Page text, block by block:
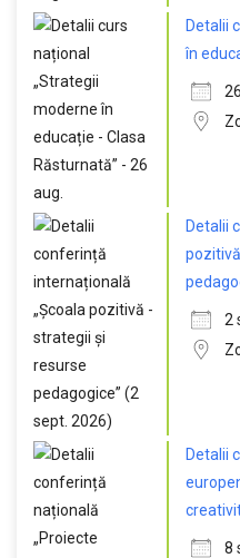
Detalii
în
Detalii
2
Detalii
8